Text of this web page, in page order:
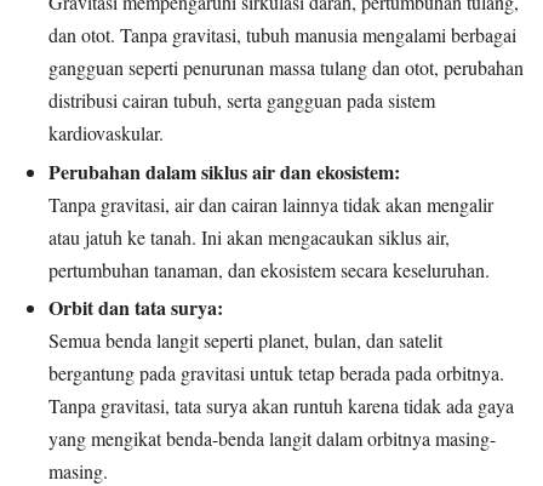
dan otot. Tanpa gravitasi, tubuh manusia mengalami berbagai
gangguan seperti penurunan massa tulang dan otot, perubahan
distribusi cairan tubuh, serta gangguan pada sistem
kardiovaskular.
Perubahan dalam siklus air dan ekosistem:
Tanpa gravitasi, air dan cairan lainnya tidak akan mengalir
atau jatuh ke tanah. Ini akan mengacaukan siklus air,
pertumbuhan tanaman, dan ekosistem secara keseluruhan.
Orbit dan tata surya:
Semua benda langit seperti planet, bulan, dan satelit
bergantung pada gravitasi untuk tetap berada pada orbitnya.
Tanpa gravitasi, tata surya akan runtuh karena tidak ada gaya
yang mengikat benda-benda langit dalam orbitnya masing-
masing.